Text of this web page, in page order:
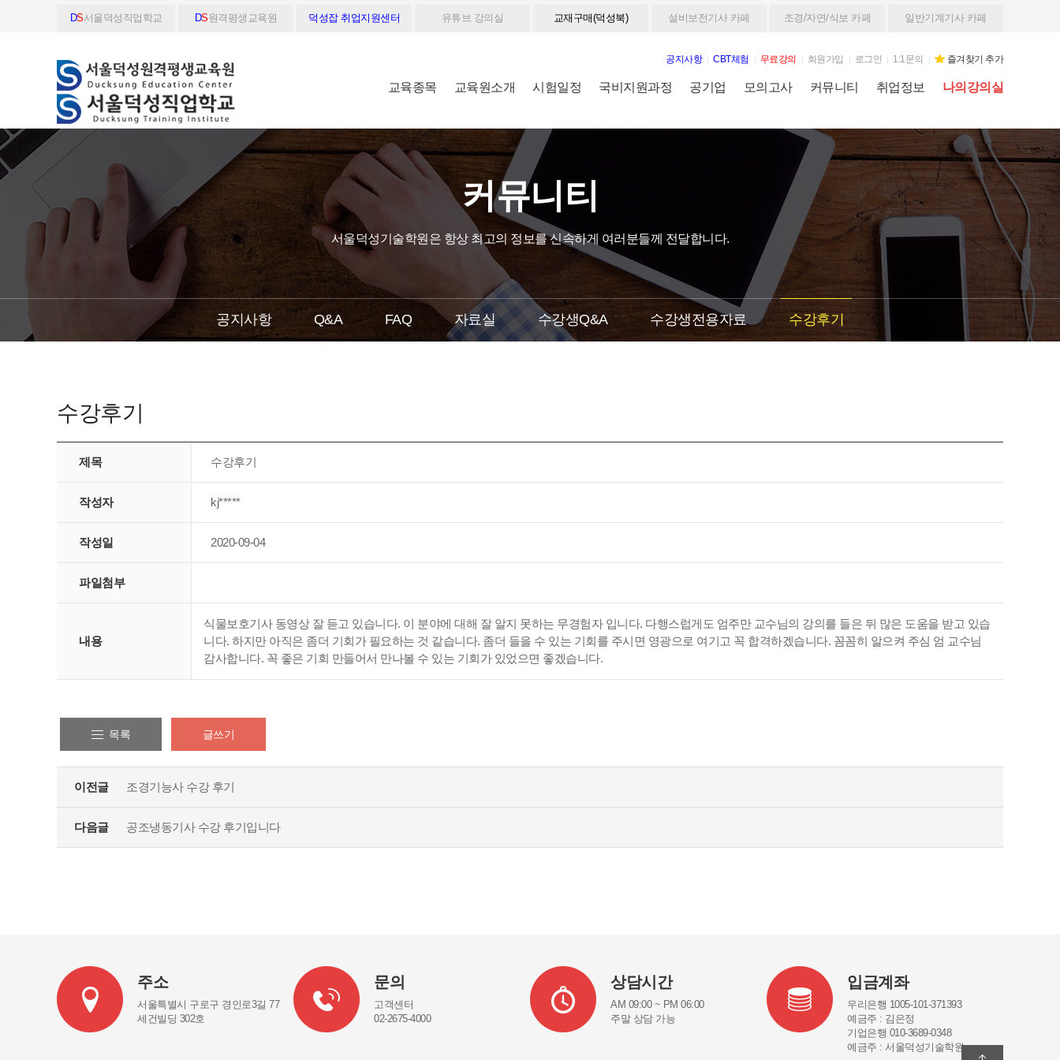
DS서울덕성직업학교 DS원격평생교육원 덕성잡 취업지원센터 유튜브 강의실 교재구매(덕성북) 설비보전기사 카페 조경/자연/식보 카페 일반기계기사 카페
공지사항 CBT체험 무료강의 회원가입 로그인 1:1문의 즐겨찾기 추가
교육종목 교육원소개 시험일정 국비지원과정 공기업 모의고사 커뮤니티 취업정보 나의강의실
커뮤니티
서울덕성기술학원은 항상 최고의 정보를 신속하게 여러분들께 전달합니다.
공지사항 Q&A FAQ 자료실 수강생Q&A 수강생전용자료 수강후기
수강후기
제목 수강후기
작성자 kj*****
작성일 2020-09-04
파일첨부
내용
식물보호기사 동영상 잘 듣고 있습니다. 이 분야에 대해 잘 알지 못하는 무경험자 입니다. 다행스럽게도 엄주만 교수님의 강의를 들은 뒤 많은 도움을 받고 있습
니다. 하지만 아직은 좀더 기회가 필요하는 것 같습니다. 좀더 들을 수 있는 기회를 주시면 영광으로 여기고 꼭 합격하겠습니다. 꼼꼼히 알으켜 주심 엄 교수님
감사합니다. 꼭 좋은 기회 만들어서 만나볼 수 있는 기회가 있었으면 좋겠습니다.
목록 글쓰기
이전글 조경기능사 수강 후기
다음글 공조냉동기사 수강 후기입니다
주소
서울특별시 구로구 경인로3길 77
세건빌딩 302호
문의
고객센터
02-2675-4000
상담시간
AM 09:00 ~ PM 06:00
주말 상담 가능
입금계좌
우리은행 1005-101-371393
예금주 : 김은정
기업은행 010-3689-0348
예금주 : 서울덕성기술학원